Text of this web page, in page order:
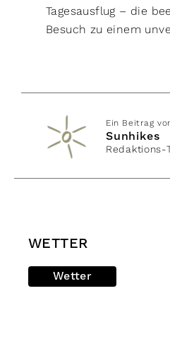
Tagesausflug – die
Besuch zu einem
Ein Beitrag
Sunhikes
Redaktions-
WETTER
Wetter